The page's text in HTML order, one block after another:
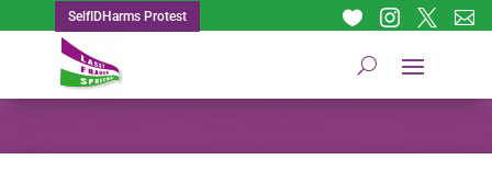
SelfIDHarms Protest 


